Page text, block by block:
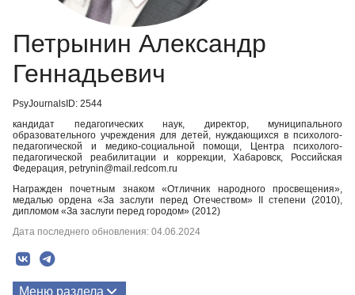
Петрынин Александр
Геннадьевич
PsyJournalsID: 2544
кандидат педагогических наук, директор, муниципального
образовательного учреждения для детей, нуждающихся в психолого-
педагогической и медико-социальной помощи, Центра психолого-
педагогической реабилитации и коррекции, Хабаровск, Российская
Федерация, petrynin@mail.redcom.ru
Награжден почетным знаком «Отличник народного просвещения»,
медалью ордена «За заслуги перед Отечеством» II степени (2010),
дипломом «За заслуги перед городом» (2012)
Дата последнего обновления: 04.06.2024
Меню раздела